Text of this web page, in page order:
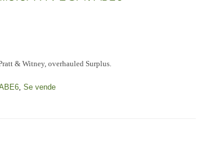
& Witney, overhauled Surplus.
, Se vende